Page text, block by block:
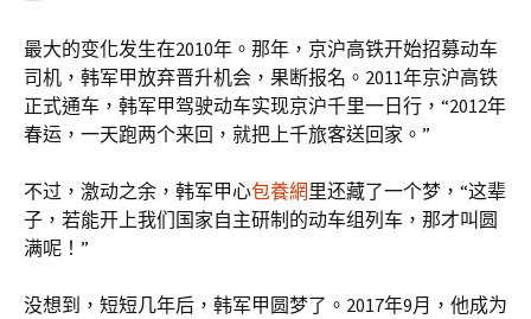
最大的变化发生在2010年。那年，京沪高铁开始招募动车
司机，韩军甲放弃晋升机会，果断报名。2011年京沪高铁
正式通车，韩军甲驾驶动车实现京沪千里一日行，“2012年
春运，一天跑两个来回，就把上千旅客送回家。”
不过，激动之余，韩军甲心包養網 里还藏了一个梦，“这辈
子，若能开上我们国家自主研制的动车组列车，那才叫圆
满呢！”
没想到，短短几年后，韩军甲圆梦了。2017年9月，他成为